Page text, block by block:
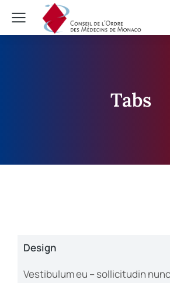
Tabs
Design
Vestibulum eu – sollicitudin